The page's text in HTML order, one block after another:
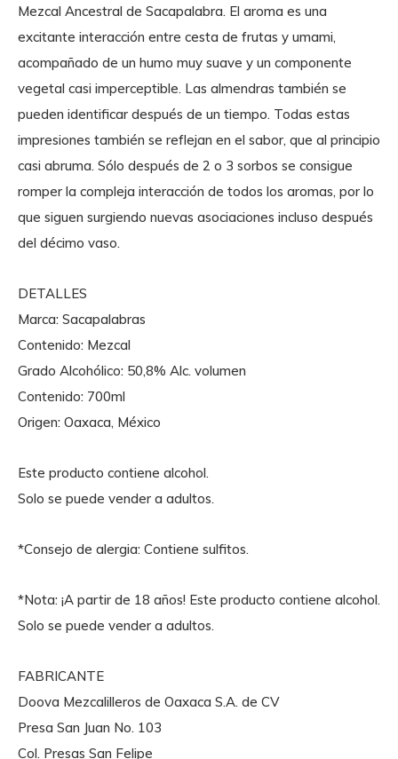
Mezcal Ancestral de Sacapalabra. El aroma es una
excitante interacción entre cesta de frutas y umami,
acompañado de un humo muy suave y un componente
vegetal casi imperceptible. Las almendras también se
pueden identificar después de un tiempo. Todas estas
impresiones también se reflejan en el sabor, que al principio
casi abruma. Sólo después de 2 o 3 sorbos se consigue
romper la compleja interacción de todos los aromas, por lo
que siguen surgiendo nuevas asociaciones incluso después
del décimo vaso.
DETALLES
Marca: Sacapalabras
Contenido: Mezcal
Grado Alcohólico: 50,8% Alc. volumen
Contenido: 700ml
Origen: Oaxaca, México
Este producto contiene alcohol.
Solo se puede vender a adultos.
*Consejo de alergia: Contiene sulfitos.
*Nota: ¡A partir de 18 años! Este producto contiene alcohol.
Solo se puede vender a adultos.
FABRICANTE
Doova Mezcalilleros de Oaxaca S.A. de CV
Presa San Juan No. 103
Col. Presas San Felipe